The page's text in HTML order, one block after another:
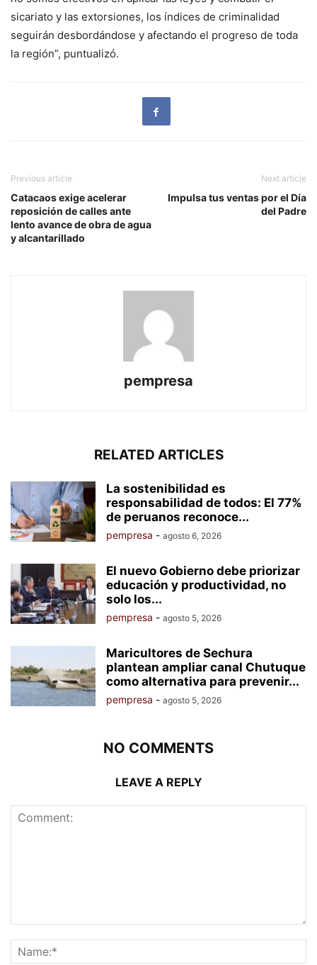
sicariato y las extorsiones, los índices de criminalidad
seguirán desbordándose y afectando el progreso de toda
la región”, puntualizó.
Previous article
Catacaos exige acelerar
reposición de calles ante
lento avance de obra de agua
y alcantarillado
Next article
Impulsa tus ventas por el Día
del Padre
pempresa
RELATED ARTICLES
La sostenibilidad es
responsabilidad de todos: El 77%
de peruanos reconoce...
pempresa - agosto 6, 2026
El nuevo Gobierno debe priorizar
educación y productividad, no
solo los...
pempresa - agosto 5, 2026
Maricultores de Sechura
plantean ampliar canal Chutuque
como alternativa para prevenir...
pempresa - agosto 5, 2026
NO COMMENTS
LEAVE A REPLY